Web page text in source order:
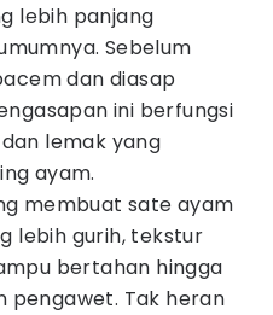
lebih panjang
Sebelum
dan diasap
ini berfungsi
lemak yang
ayam.
membuat sate ayam
lebih gurih, tekstur
bertahan hingga
pengawet. Tak heran